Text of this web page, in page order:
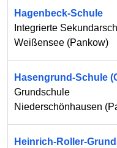
Hagenbeck-Schule
Integrierte
Weißensee (Pankow)
Hasengrund-Schule
Grundschule
Niederschönhausen (
Heinrich-Roller-